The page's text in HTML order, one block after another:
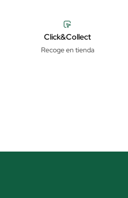
Click&Collect
Recoge en tienda